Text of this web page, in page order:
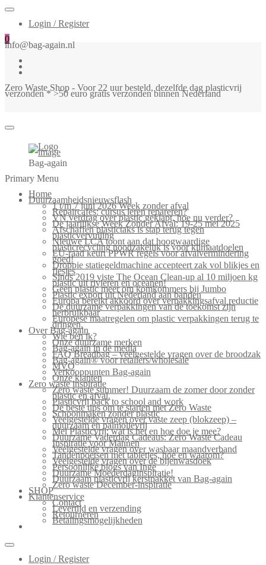
Login / Register
0
info@bag-again.nl
Zero Waste Shop - Voor 22 uur besteld, dezelfde dag plasticvrij
verzonden * >50 euro gratis verzonden binnen Nederland
Bag-again
Primary Menu
Home
Duurzaamheidsnieuwsflash
1 t/m 7 juni 2026 Week zonder afval
Repaircafés: cursus leren repareren?
VN verdrag over plastic geklapt, hoe nu verder?
De jaarlijkse Week Zonder Afval: 19-25 mei 2025
Afschaffen plastictaks is stap terug tegen
plasticvervuiling
Nieuwe LCA toont aan dat hoogwaardige
plasticrecycling noodzakelijk is voor klimaatdoelen
EU-raad keurt PPWR regels voor afvalvermindering
goed!
Droppie statiegeldmachine accepteert zak vol blikjes en
flesjes
Sinds 2019 viste The Ocean Clean-up al 10 miljoen kg
plastic uit rivieren en oceanen!
Geen plastic meer om komkommers bij Jumbo
Plastic export uit Nederland aan banden
Europa bereikt akkoord over verpakkingsafval reductie
De duurzame verpakkingen van de toekomst zijn
herbruikbaar
Europese maatregelen om plastic verpakkingen terug te
dringen.
Over Bag-again
Wie ben ik?
Onze duurzame merken
Bag-again in de media
FAQ Breadbag – veelgestelde vragen over de broodzak
Bag-again® voor retailers/wholesale
MVO
Verkooppunten Bag-again
Onze klanten
Zero waste inspiratie
Zero waste summer! Duurzaam de zomer door zonder
plastic en afval.
Plasticvrij back to school and work
De beste tips om te starten met Zero Waste
Schoonmaken zonder plastic
Veelgestelde vragen over vaste zeep (blokzeep) –
duurzaam en palmolievrij
Mei Plasticvrij: wat is het en hoe doe je mee?
Duurzame Vaderdag Cadeaus: Zero Waste Cadeau
Inspiratie voor Mannen
Veelgestelde vragen over wasbaar maandverband
Tandenpoetsen met tabletjes, hoe en waarom?
Veelgestelde vragen over de bijenwasdoek
Persoonlijke blogs van Inge
Duurzame Moederdaginspiratie!
Duurzaam plasticvrij kerstpakket van Bag-again
Zero waste December-inspiratie
SHOP
Klantenservice
Contact
Levertijd en verzending
Retourneren
Betalingsmogelijkheden
Login / Register